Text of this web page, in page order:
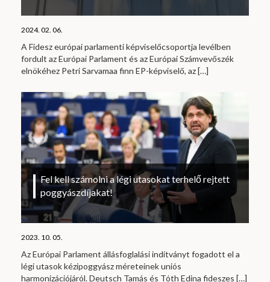
2024. 02. 06.
A Fidesz európai parlamenti képviselőcsoportja levélben
fordult az Európai Parlament és az Európai Számvevőszék
elnökéhez Petri Sarvamaa finn EP-képviselő, az[…]
Fel kell számolni a légi utasokat terhelő rejtett
poggyászdíjakat!
2023. 10. 05.
Az Európai Parlament állásfoglalási indítványt fogadott el a
légi utasok kézipoggyász méreteinek uniós
harmonizációjáról. Deutsch Tamás és Tóth Edina fideszes […]